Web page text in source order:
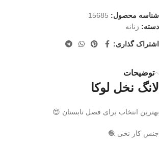
شناسه محصول: 15685
دسته: زنانه
اشتراک گذاری:
توضیحات
لانگ نخل لوکا
بهترین انتخاب برای فصل تابستان 😍
جنس کار نخی 🧶